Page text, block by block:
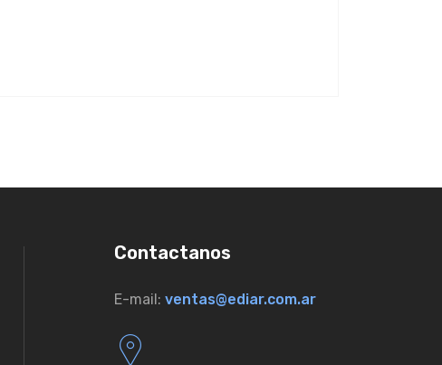
Contactanos
E-mail: ventas@ediar.com.ar